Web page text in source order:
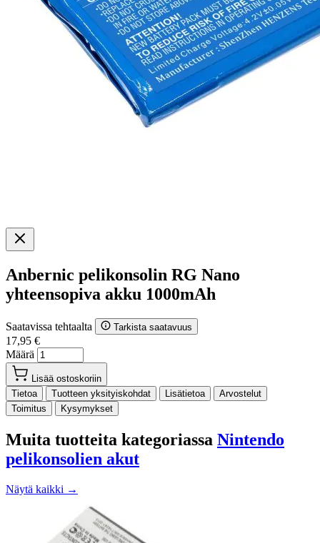
Anbernic pelikonsolin RG Nano
yhteensopiva akku 1000mAh
Saatavissa tehtaalta Tarkista saatavuus
17,95 €
Määrä
Lisää ostoskoriin
Tietoa
Tuotteen yksityiskohdat Lisätietoa
Arvostelut
Toimitus
Kysymykset
Muita tuotteita kategoriassa Nintendo
pelikonsolien akut
Näytä kaikki →